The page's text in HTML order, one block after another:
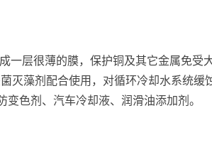
一层很薄的膜，保护铜及其它金属免受
灭藻剂配合使用，对循环冷却水系统缓
色剂、汽车冷却液、润滑油添加剂。